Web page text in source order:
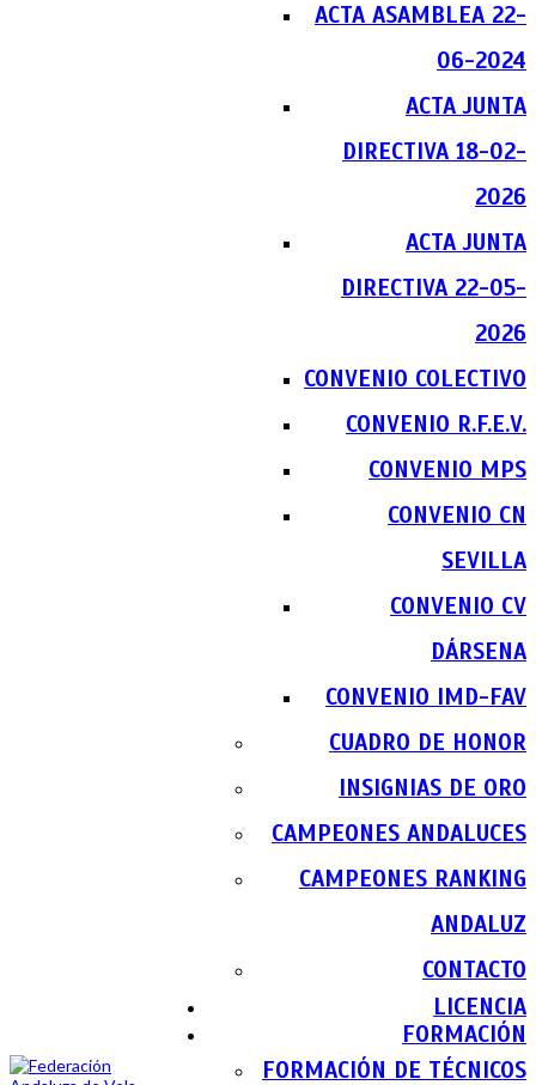
ACTA ASAMBLEA 22-
06-2024
ACTA JUNTA
DIRECTIVA 18-02-
2026
ACTA JUNTA
DIRECTIVA 22-05-
2026
CONVENIO COLECTIVO
CONVENIO R.F.E.V.
CONVENIO MPS
CONVENIO CN
SEVILLA
CONVENIO CV
DÁRSENA
CONVENIO IMD-FAV
CUADRO DE HONOR
INSIGNIAS DE ORO
CAMPEONES ANDALUCES
CAMPEONES RANKING
ANDALUZ
CONTACTO
LICENCIA
FORMACIÓN
FORMACIÓN DE TÉCNICOS